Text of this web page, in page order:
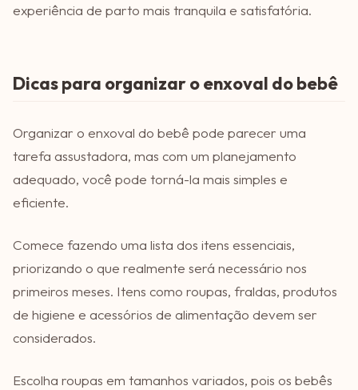
experiência de parto mais tranquila e satisfatória.
Dicas para organizar o enxoval do bebê
Organizar o enxoval do bebê pode parecer uma
tarefa assustadora, mas com um planejamento
adequado, você pode torná-la mais simples e
eficiente.
Comece fazendo uma lista dos itens essenciais,
priorizando o que realmente será necessário nos
primeiros meses. Itens como roupas, fraldas, produtos
de higiene e acessórios de alimentação devem ser
considerados.
Escolha roupas em tamanhos variados, pois os bebês